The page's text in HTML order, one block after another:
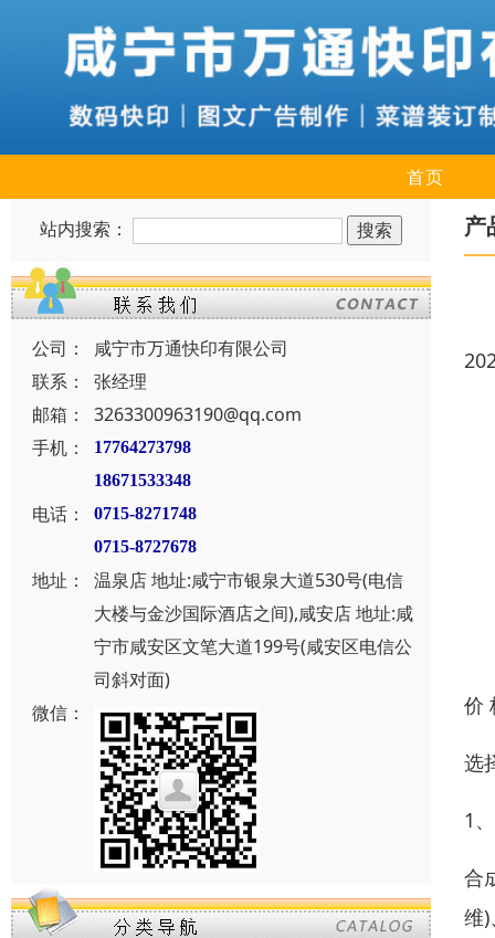
首页
站内搜索：
公司：
咸宁市万通快印有限公司
联系：
张经理
邮箱：
3263300963190@qq.com
手机：
17764273798
18671533348
电话：
0715-8271748
0715-8727678
地址：
温泉店 地址:咸宁市银泉大道530号(电信
大楼与金沙国际酒店之间),咸安店 地址:咸
宁市咸安区文笔大道199号(咸安区电信公
司斜对面)
微信：
产
价
选
1
合
维